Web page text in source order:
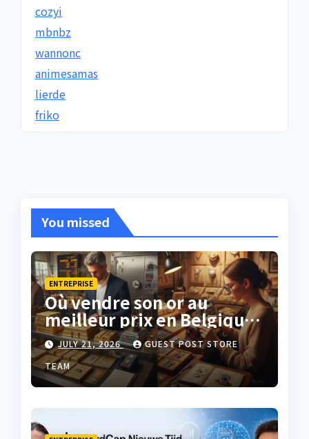
cozyi
mbnbz
wannonc
animesamas
lierde
friko
You missed
ENTREPRISE
Où vendre son or au
meilleur prix en Belgique
? JULY 21, 2026
GUEST POST STORE
TEAM